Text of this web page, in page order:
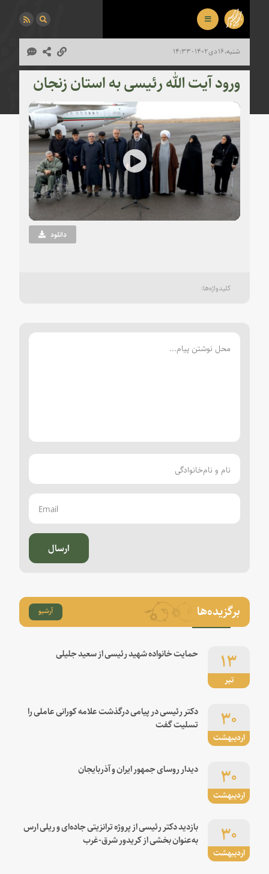
شنبه، ۱۶ دی ۱۴۰۲ - ۱۴:۳۳
ورود آیت الله رئیسی به استان زنجان
Play
Video دانلود
ارسال
برگزیده‌ها آرشیو
تیر
۱۳ حمایت خانواده شهید رئیسی از سعید جلیلی
اردیبهشت
۳۰
دکتر رئیسی در پیامی درگذشت علامه کورانی عاملی را
تسلیت گفت
اردیبهشت
۳۰ دیدار روسای جمهور ایران و آذربایجان
اردیبهشت
۳۰
بازدید دکتر رئیسی از پروژه ترانزیتی جاده‌ای و ریلی ارس
به‌عنوان بخشی از کریدور شرق-غرب